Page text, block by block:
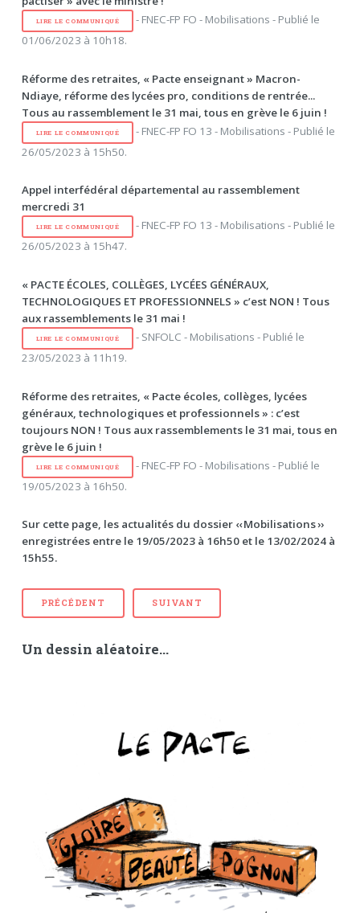
LIRE LE COMMUNIQUÉ
- FNEC-FP FO - Mobilisations - Publié le
01/06/2023 à 10h18.
Réforme des retraites, « Pacte enseignant » Macron-
Ndiaye, réforme des lycées pro, conditions de rentrée...
Tous au rassemblement le 31 mai, tous en grève le 6 juin !
LIRE LE COMMUNIQUÉ
- FNEC-FP FO 13 - Mobilisations - Publié le
26/05/2023 à 15h50.
Appel interfédéral départemental au rassemblement
mercredi 31
LIRE LE COMMUNIQUÉ
- FNEC-FP FO 13 - Mobilisations - Publié le
26/05/2023 à 15h47.
« PACTE ÉCOLES, COLLÈGES, LYCÉES GÉNÉRAUX,
TECHNOLOGIQUES ET PROFESSIONNELS » c’est NON ! Tous
aux rassemblements le 31 mai !
LIRE LE COMMUNIQUÉ
- SNFOLC - Mobilisations - Publié le
23/05/2023 à 11h19.
Réforme des retraites, « Pacte écoles, collèges, lycées
généraux, technologiques et professionnels » : c’est
toujours NON ! Tous aux rassemblements le 31 mai, tous en
grève le 6 juin !
LIRE LE COMMUNIQUÉ
- FNEC-FP FO - Mobilisations - Publié le
19/05/2023 à 16h50.
Sur cette page, les actualités du dossier ‹‹ Mobilisations ››
enregistrées entre le 19/05/2023 à 16h50 et le 13/02/2024 à
15h55.
PRÉCÉDENT SUIVANT
Un dessin aléatoire...